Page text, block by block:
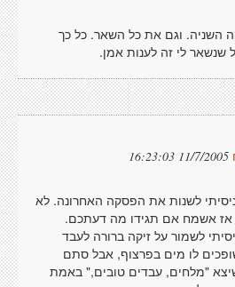
השניה. וגם את כל השאר. כל כך
שנשאר לי זה לענות אמן.
11/7/2005 16:23:03
לשנות את הפסקה האחרונה. לא
אז אשמח אם תגידו מה דעתכם.
לשמור על זיקה ברורה לעבד
לו מים בפרצוף, אבל סתם
"מלחים, עבדים טובים," באמת